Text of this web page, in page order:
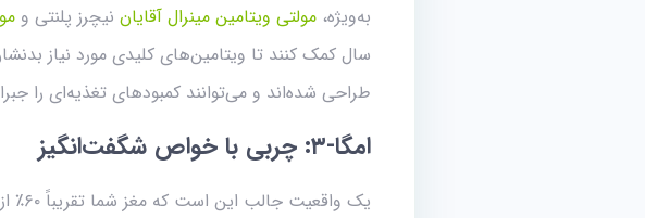
به‌ویژه،مولتی‌ ویتامین مینرال آقایان نیچرز پلنتی و
سال کمک کنند تا ویتامین‌های کلیدی مورد نیاز
طراحی شده‌اند و می‌توانند کمبودهای تغذیه‌ای را
امگا-۳: چربی با خواص شگفت‌انگیز
یک